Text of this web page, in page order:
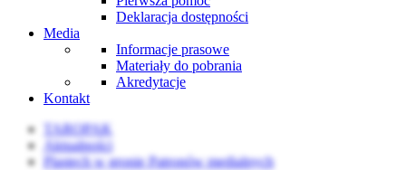
Deklaracja dostępności
Media
Informacje prasowe
Materiały do pobrania
Akredytacje
Kontakt
TAROPAK
Aktualności
Plastech w gronie Patronów medialnych